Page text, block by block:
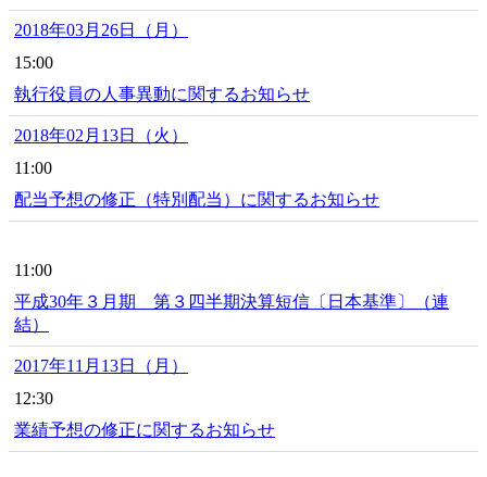
2018年03月26日（月）
15:00
執行役員の人事異動に関するお知らせ
2018年02月13日（火）
11:00
配当予想の修正（特別配当）に関するお知らせ
11:00
平成30年３月期 第３四半期決算短信〔日本基準〕（連
結）
2017年11月13日（月）
12:30
業績予想の修正に関するお知らせ